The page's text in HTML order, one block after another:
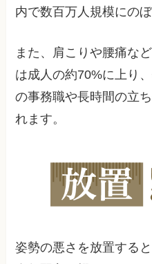
内で数百万人規模にの
また、肩こりや腰痛な
は成人の約70%に上り
の事務職や長時間の立
れます。
姿勢の悪さを放置する